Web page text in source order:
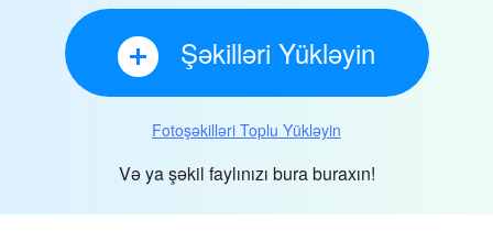
Şəkilləri Yükləyin
Fotoşəkilləri Toplu Yükləyin
Və ya şəkil faylınızı bura buraxın!